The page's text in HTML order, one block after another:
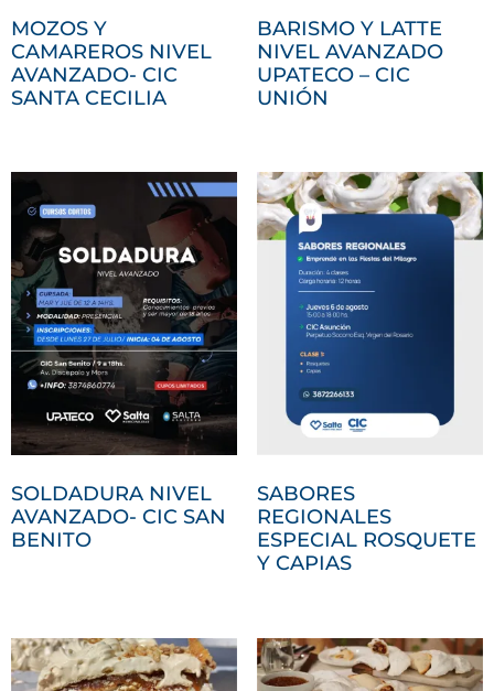
MOZOS Y
CAMAREROS NIVEL
AVANZADO- CIC
SANTA CECILIA
BARISMO Y LATTE
NIVEL AVANZADO
UPATECO – CIC
UNIÓN
SOLDADURA NIVEL
AVANZADO- CIC SAN
BENITO
SABORES
REGIONALES
ESPECIAL ROSQUETE
Y CAPIAS